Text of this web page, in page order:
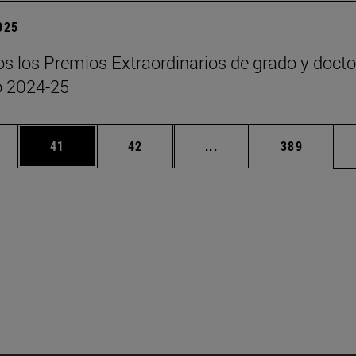
los Premios Extraordinarios de grado y
2024-25
Use TAB para desplazarse.
Página
41 Página
42 ... Páginas intermedias
Página
389